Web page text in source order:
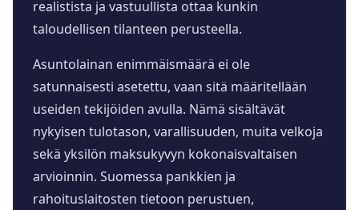
realistista ja vastuullista ottaa kunkin
taloudellisen tilanteen perusteella.
Asuntolainan enimmäismäärä ei ole
satunnaisesti asetettu, vaan sitä määritellään
useiden tekijöiden avulla. Nämä sisältävät
nykyisen tulotason, varallisuuden, muita velkoja
sekä yksilön maksukyvyn kokonaisvaltaisen
arvioinnin. Suomessa pankkien ja
rahoituslaitosten tietoon perustuen,